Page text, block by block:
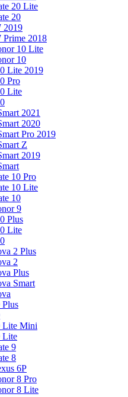
20 Lite
20
2019
Prime 2018
10 Lite
10
Lite 2019
Pro
Lite
2021
2020
Pro 2019
Z
2019
10 Pro
10 Lite
10
9
Plus
Lite
2 Plus
2
Plus
Smart
Plus
Lite Mini
Lite
9
8
6P
8 Pro
8 Lite